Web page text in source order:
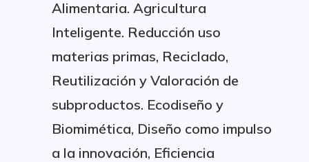
Alimentaria. Agricultura
Inteligente. Reducción uso
materias primas, Reciclado,
Reutilización y Valoración de
subproductos. Ecodiseño y
Biomimética, Diseño como impulso
a la innovación, Eficiencia